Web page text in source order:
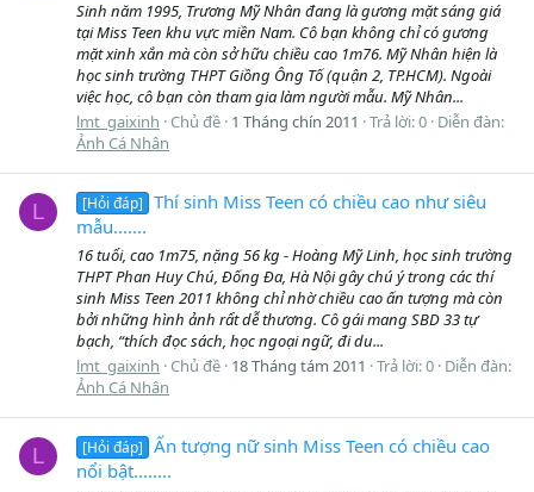
Sinh năm 1995, Trương Mỹ Nhân đang là gương mặt sáng giá
tại Miss Teen khu vực miền Nam. Cô bạn không chỉ có gương
mặt xinh xắn mà còn sở hữu chiều cao 1m76. Mỹ Nhân hiện là
học sinh trường THPT Giồng Ông Tố (quận 2, TP.HCM). Ngoài
việc học, cô bạn còn tham gia làm người mẫu. Mỹ Nhân...
lmt_gaixinh Chủ đề 1 Tháng chín 2011 Trả lời: 0 Diễn đàn:
Ảnh Cá Nhân
L [Hỏi đáp]
Thí sinh Miss Teen có chiều cao như siêu
mẫu.......
16 tuổi, cao 1m75, nặng 56 kg - Hoàng Mỹ Linh, học sinh trường
THPT Phan Huy Chú, Đống Đa, Hà Nội gây chú ý trong các thí
sinh Miss Teen 2011 không chỉ nhờ chiều cao ấn tượng mà còn
bởi những hình ảnh rẩt dễ thương. Cô gái mang SBD 33 tự
bạch, “thích đọc sách, học ngoại ngữ, đi du...
lmt_gaixinh Chủ đề 18 Tháng tám 2011 Trả lời: 0 Diễn đàn:
Ảnh Cá Nhân
L [Hỏi đáp]
Ấn tượng nữ sinh Miss Teen có chiều cao
nổi bật........